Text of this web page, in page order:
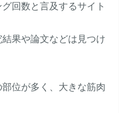
回数と言及するサイト
果や論文などは見つけ
位が多く、大きな筋肉